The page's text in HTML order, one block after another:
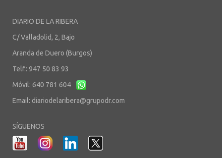
DIARIO DE LA RIBERA
C/ Valladolid, 2, Bajo
Aranda de Duero (Burgos)
Telf.: 947 50 83 93
Móvil: 640 781 604
Email: diariodelaribera@grupodr.com
SÍGUENOS